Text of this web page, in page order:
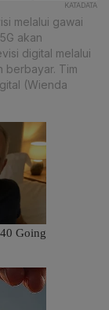
KATADATA
melalui gawai
akan
digital melalui
berbayar. Tim
(Wienda